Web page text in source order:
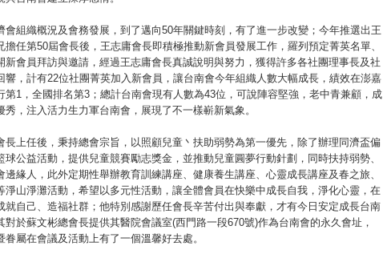
會組織概況及會務發展，到了邁向50年關鍵時刻，有了進一步改變；今年推選出王
擔任第50屆會長後，王志庸會長即積極推動新會員發展工作，羅列預定菁英名單、
新會員拜訪與邀請，經過王志庸會長真誠說明與努力，獲得許多各社團理事長及社
響，計有22位社團菁英加入新會員，讓台南會今年組織人數大幅成長，績效在澎嘉
第1，全國排名第3；總計台南會現有人數為43位，可說陣容堅強，老中青兼顧，成
秀，注入活力生力軍台南會，展現了不一樣嶄新氣象。
長上任後，秉持總會宗旨，以照顧兒童丶扶助弱勢為第一優先，除了辦理同濟盃偏
球公益活動，提供兒童競賽勵志獎金，並推動兒童圓夢行動針劃，同時扶持弱勢、
邊緣人，此外定期性舉辦教育訓練講座、健康養生講座、心靈成長講座及春之旅、
淨山淨灘活動，希望以多元性活動，讓全體會員在快樂中成長自我，淨化心靈，在
就自己、造福社群；他特別感謝歷任會長辛苦付出與奉獻，才有今日安定成長台南
對於蘇文彬總會長提供其醫院會議室(西門路一段670號)作為台南會的永久會址，
眷屬在會議及活動上有了一個溫馨好去處。